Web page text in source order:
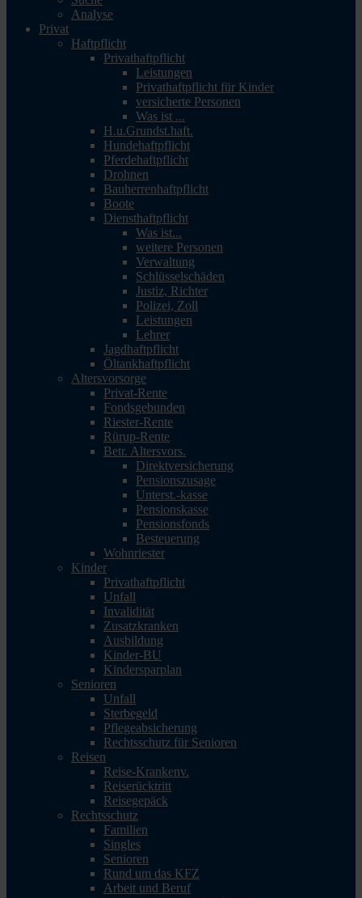
Analyse
Privat
Haftpflicht
Privathaftpflicht
Leistungen
Privathaftpflicht für Kinder
versicherte Personen
Was ist ...
H.u.Grundst.haft.
Hundehaftpflicht
Pferdehaftpflicht
Drohnen
Bauherrenhaftpflicht
Boote
Diensthaftpflicht
Was ist...
weitere Personen
Verwaltung
Schlüsselschäden
Justiz, Richter
Polizei, Zoll
Leistungen
Lehrer
Jagdhaftpflicht
Öltankhaftpflicht
Altersvorsorge
Privat-Rente
Fondsgebunden
Riester-Rente
Rürup-Rente
Betr. Altersvors.
Direktversicherung
Pensionszusage
Unterst.-kasse
Pensionskasse
Pensionsfonds
Besteuerung
Wohnriester
Kinder
Privathaftpflicht
Unfall
Invalidität
Zusatzkranken
Ausbildung
Kinder-BU
Kindersparplan
Senioren
Unfall
Sterbegeld
Pflegeabsicherung
Rechtsschutz für Senioren
Reisen
Reise-Krankenv.
Reiserücktritt
Reisegepäck
Rechtsschutz
Familien
Singles
Senioren
Rund um das KFZ
Arbeit und Beruf